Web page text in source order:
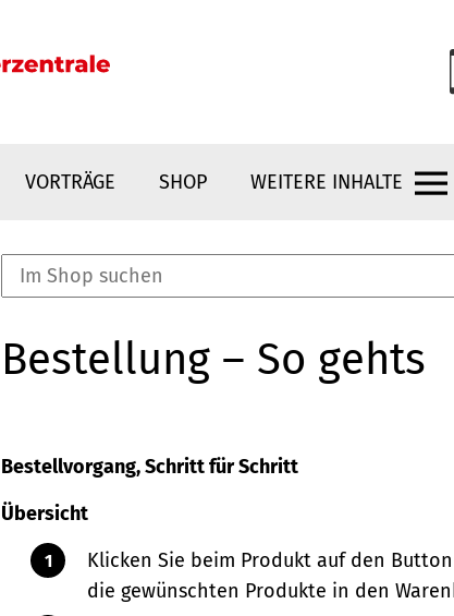
VORTRÄGE SHOP WEITERE INHALTE
Bestellung – So gehts
Bestellvorgang, Schritt für Schritt
Übersicht
Klicken Sie beim Produkt auf den
die gewünschten Produkte in den